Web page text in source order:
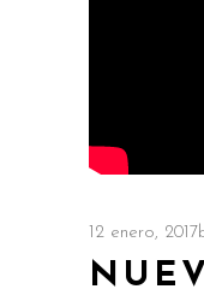
12 enero, 2017